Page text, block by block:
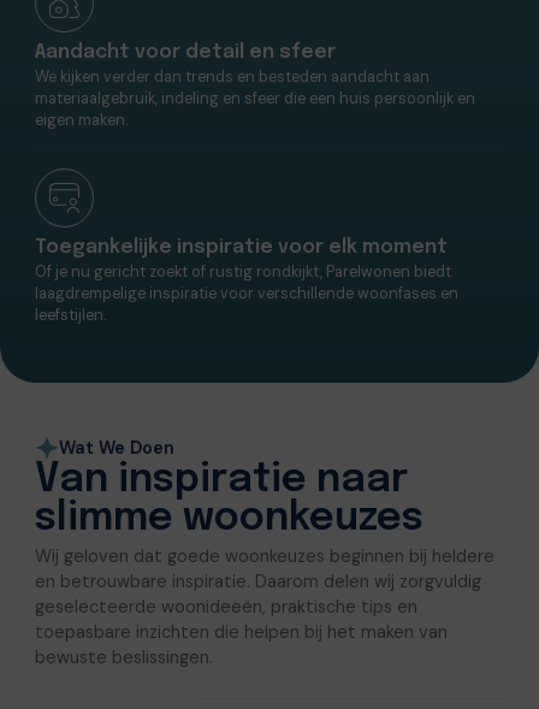
Aandacht voor detail en sfeer
We kijken verder dan trends en besteden aandacht aan
materiaalgebruik, indeling en sfeer die een huis persoonlijk en
eigen maken.
Toegankelijke inspiratie voor elk moment
Of je nu gericht zoekt of rustig rondkijkt, Parelwonen biedt
laagdrempelige inspiratie voor verschillende woonfases en
leefstijlen.
Wat We Doen
Van inspiratie naar
slimme woonkeuzes
Wij geloven dat goede woonkeuzes beginnen bij heldere
en betrouwbare inspiratie. Daarom delen wij zorgvuldig
geselecteerde woonideeën, praktische tips en
toepasbare inzichten die helpen bij het maken van
bewuste beslissingen.